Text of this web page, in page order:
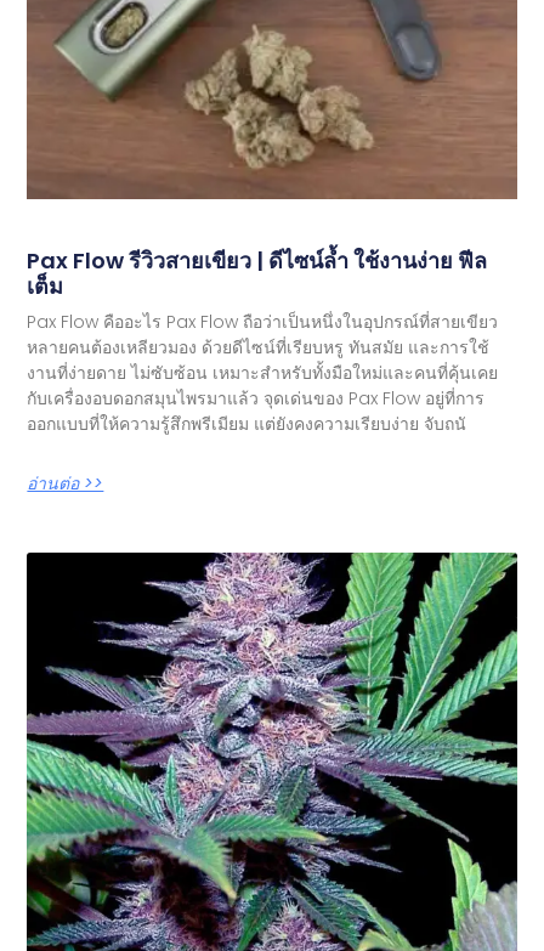
Pax Flow รีวิวสายเขียว | ดีไซน์ล้ำ ใช้งานง่าย ฟีล
เต็ม
Pax Flow คืออะไร Pax Flow ถือว่าเป็นหนึ่งในอุปกรณ์ที่สายเขียว
หลายคนต้องเหลียวมอง ด้วยดีไซน์ที่เรียบหรู ทันสมัย และการใช้
งานที่ง่ายดาย ไม่ซับซ้อน เหมาะสำหรับทั้งมือใหม่และคนที่คุ้นเคย
กับเครื่องอบดอกสมุนไพรมาแล้ว จุดเด่นของ Pax Flow อยู่ที่การ
ออกแบบที่ให้ความรู้สึกพรีเมียม แต่ยังคงความเรียบง่าย จับถนั
อ่านต่อ >>